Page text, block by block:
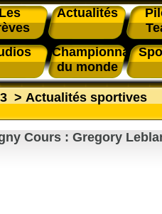
Actualités
Championnat
du monde
> Actualités sportives
Cours : Gregory